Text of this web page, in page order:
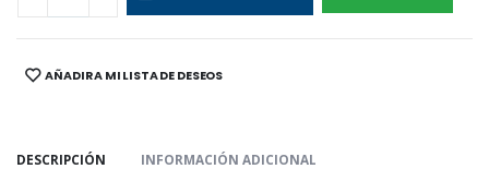
SHARE:AÑADIR A MI LISTA DE DESEOS
DESCRIPCIÓN
INFORMACIÓN ADICIONAL